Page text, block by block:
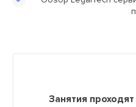
Занятия